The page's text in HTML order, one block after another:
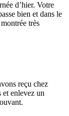
d’hier. Votre
bien et dans le
très
reçu chez
et enlevez un